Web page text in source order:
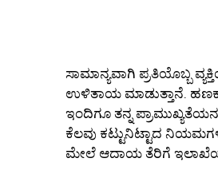
ಸಾಮಾನ್ಯವಾಗಿ ಪ್ರತಿಯೊಬ್ಬ
ಉಳಿತಾಯ ಮಾಡುತ್ತಾನೆ.
ಇಂದಿಗೂ ತನ್ನ
ಕೆಲವು ಕಟ್ಟುನಿಟ್ಟಾದ
ಮೇಲೆ ಆದಾಯ ತೆರಿಗೆ